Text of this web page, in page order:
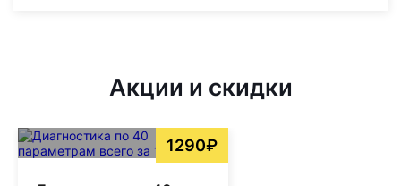
Акции и скидки
1290₽